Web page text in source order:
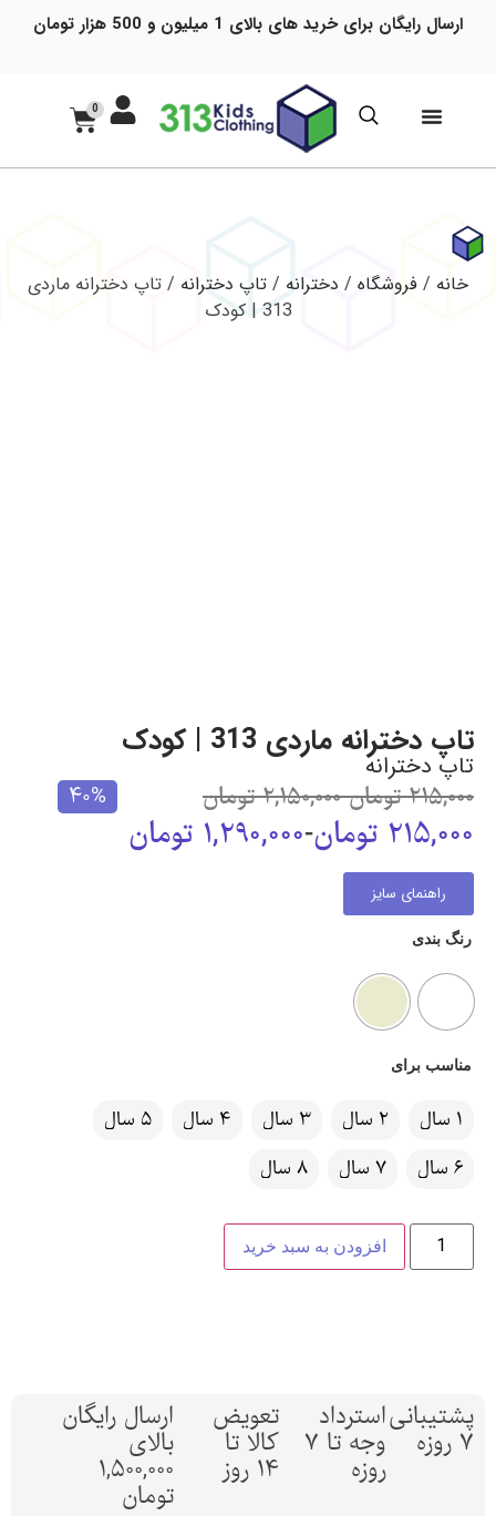
ارسال رایگان برای خرید های بالای 1 میلیون و 500 هزار تومان
0
خانه / فروشگاه / دخترانه / تاپ دخترانه / تاپ دخترانه ماردی
313 | کودک
تاپ دخترانه ماردی 313 | کودک
تاپ دخترانه
215,000 تومان-
2,150,000 تومان
215,000 تومان-
1,290,000 تومان
40%
راهنمای سایز
رنگ بندی
مناسب برای
1 سال 2 سال 3 سال 4 سال
5 سال
6 سال
7 سال 8 سال
افزودن به سبد خرید
پشتیبانی
7 روزه
استرداد
وجه تا 7
روزه
تعویض
کالا تا
14 روز
ارسال رایگان
بالای
1,500,000
تومان